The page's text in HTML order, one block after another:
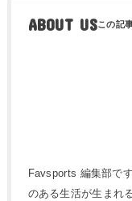
ABOUT US
Favsports 編集部で
のある生活が生まれ